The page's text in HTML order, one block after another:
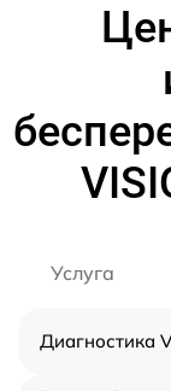
Услуга
Диагностика